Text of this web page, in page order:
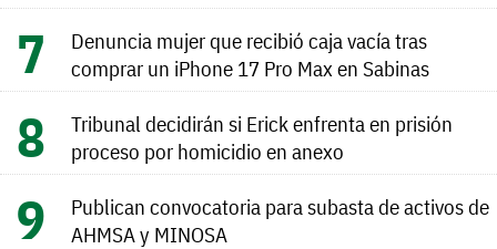
Denuncia mujer que recibió caja vacía tras
comprar un iPhone 17 Pro Max en Sabinas
Tribunal decidirán si Erick enfrenta en prisión
proceso por homicidio en anexo
Publican convocatoria para subasta de activos de
AHMSA y MINOSA